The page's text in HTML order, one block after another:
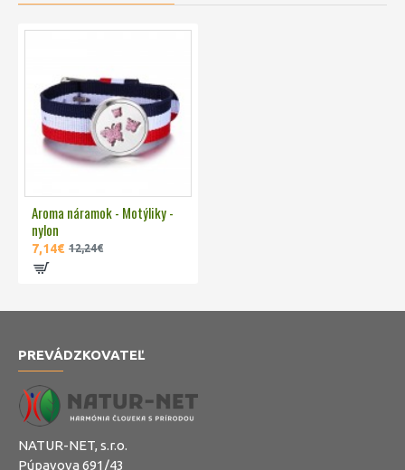
Aroma náramok - Motýliky -
nylon
7,14€ 12,24€
PREVÁDZKOVATEĽ
NATUR-NET, s.r.o.
Púpavova 691/43